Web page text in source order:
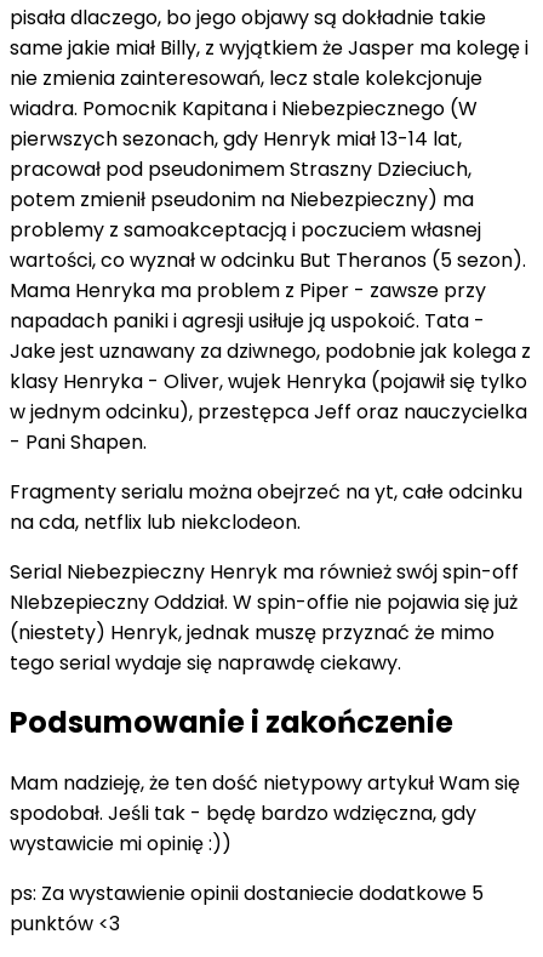
pisała dlaczego, bo jego objawy są dokładnie takie
same jakie miał Billy, z wyjątkiem że Jasper ma kolegę i
nie zmienia zainteresowań, lecz stale kolekcjonuje
wiadra. Pomocnik Kapitana i Niebezpiecznego (W
pierwszych sezonach, gdy Henryk miał 13-14 lat,
pracował pod pseudonimem Straszny Dzieciuch,
potem zmienił pseudonim na Niebezpieczny) ma
problemy z samoakceptacją i poczuciem własnej
wartości, co wyznał w odcinku But Theranos (5 sezon).
Mama Henryka ma problem z Piper - zawsze przy
napadach paniki i agresji usiłuje ją uspokoić. Tata -
Jake jest uznawany za dziwnego, podobnie jak kolega z
klasy Henryka - Oliver, wujek Henryka (pojawił się tylko
w jednym odcinku), przestępca Jeff oraz nauczycielka
- Pani Shapen.
Fragmenty serialu można obejrzeć na yt, całe odcinku
na cda, netflix lub niekclodeon.
Serial Niebezpieczny Henryk ma również swój spin-off
NIebzepieczny Oddział. W spin-offie nie pojawia się już
(niestety) Henryk, jednak muszę przyznać że mimo
tego serial wydaje się naprawdę ciekawy.
Podsumowanie i zakończenie
Mam nadzieję, że ten dość nietypowy artykuł Wam się
spodobał. Jeśli tak - będę bardzo wdzięczna, gdy
wystawicie mi opinię :))
ps: Za wystawienie opinii dostaniecie dodatkowe 5
punktów <3